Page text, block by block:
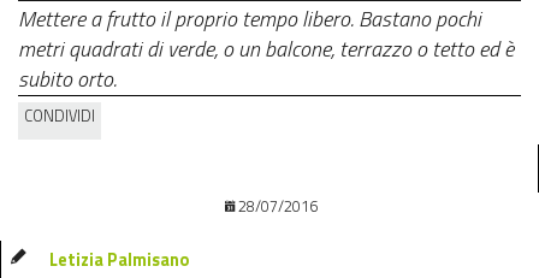
Mettere a frutto il proprio tempo libero. Bastano pochi
metri quadrati di verde, o un balcone, terrazzo o tetto ed è
subito orto.
CONDIVIDI
28/07/2016
Letizia Palmisano